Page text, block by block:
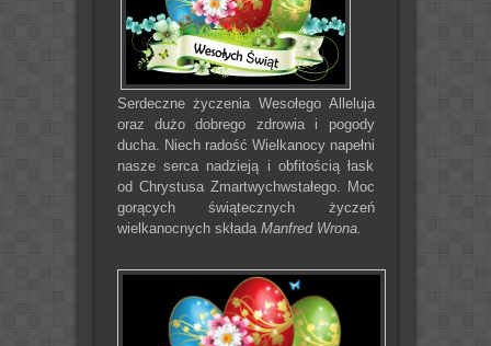
Serdeczne życzenia Wesołego Alleluja
oraz dużo dobrego zdrowia i pogody
ducha. Niech radość Wielkanocy napełni
nasze serca nadzieją i obfitością łask
od Chrystusa Zmartwychwstałego. Moc
gorących świątecznych życzeń
wielkanocnych składa Manfred Wrona.